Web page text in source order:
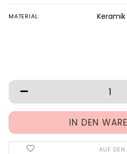
MATERIAL: Keramik
AUF DEN